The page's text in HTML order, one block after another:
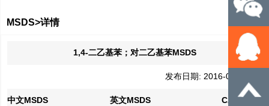
MSDS>详情
1,4-二乙基苯；对二乙基苯MSDS
发布日期: 2016-04-21
中文MSDS 英文MSDS
CAS No.